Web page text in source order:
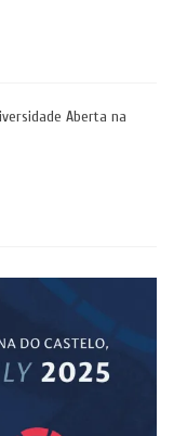
Aberta na